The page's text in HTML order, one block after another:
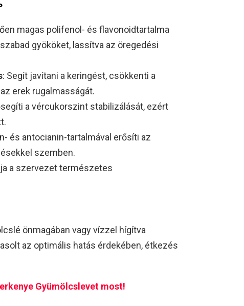
magas polifenol- és flavonoidtartalma
gyököket, lassítva az öregedési
: Segít javítani a keringést, csökkenti a
erek rugalmasságát.
a vércukorszint stabilizálását, ezért
és antocianin-tartalmával erősíti az
szemben.
a szervezet természetes
önmagában vagy vízzel hígítva
az optimális hatás érdekében, étkezés
Gyümölcslevet most!